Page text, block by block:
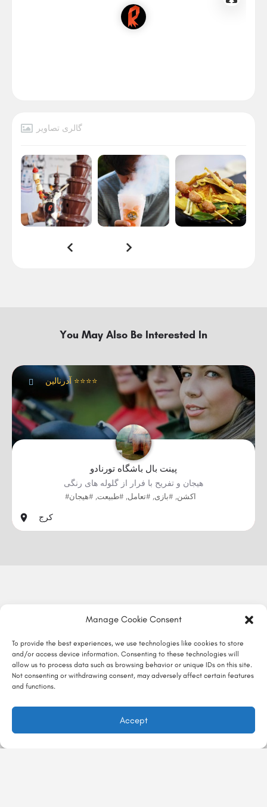
Manage Cookie Consent
To provide the best experiences, we use technologies like cookies to store
and/or access device information. Consenting to these technologies will
allow us to process data such as browsing behavior or unique IDs on this site.
Not consenting or withdrawing consent, may adversely affect certain features
and functions.
Accept
گالری تصاویر
You May Also Be Interested In
پینت بال باشگاه تورنادو
هیجان و تفریح با فرار از گلوله های رنگی
#اکشن, #بازی, #تعامل, #طبیعت, #هیجان
آدرنالین ⭐⭐⭐⭐
کرج